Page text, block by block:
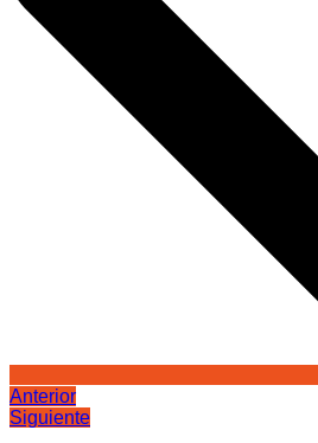
Anterior
Siguiente